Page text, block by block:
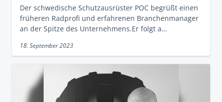
Der schwedische Schutzausrüster POC begrüßt einen
früheren Radprofi und erfahrenen Branchenmanager
an der Spitze des Unternehmens.Er folgt a…
18. September 2023